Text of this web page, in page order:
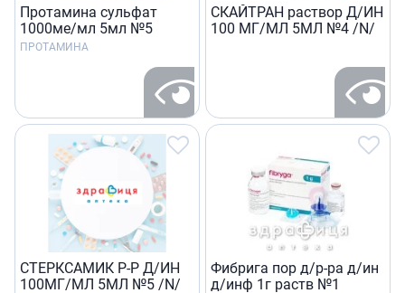
Протамина сульфат
1000ме/мл 5мл №5
ПРОТАМИНА
СКАЙТРАН раствор Д/ИН
100 МГ/МЛ 5МЛ №4 /N/
СТЕРКСАМИК Р-Р Д/ИН
100МГ/МЛ 5МЛ №5 /N/
Фибрига пор д/р-ра д/ин
д/инф 1г раств №1